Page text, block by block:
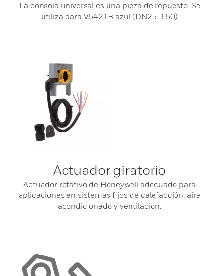
La consola universal es una pieza de repuesto. Se
utiliza para V5421B azul (DN25-150)
Actuador giratorio
Actuador rotativo de Honeywell adecuado para
aplicaciones en sistemas fijos de calefacción, aire
acondicionado y ventilación.